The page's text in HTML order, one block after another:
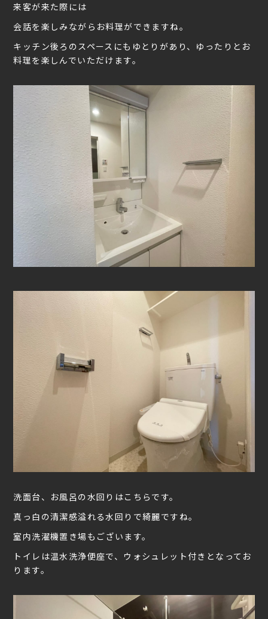
来客が来た際には
会話を楽しみながらお料理ができますね。
キッチン後ろのスペースにもゆとりがあり、ゆったりとお
料理を楽しんでいただけます。
洗面台、お風呂の水回りはこちらです。
真っ白の清潔感溢れる水回りで綺麗ですね。
室内洗濯機置き場もございます。
トイレは温水洗浄便座で、ウォシュレット付きとなってお
ります。